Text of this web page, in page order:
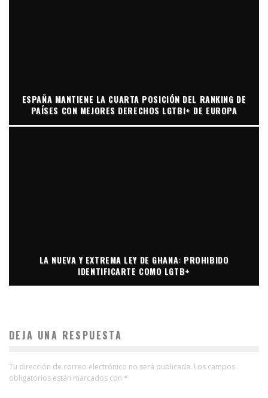
ESPAÑA MANTIENE LA CUARTA POSICIÓN DEL RANKING DE
PAÍSES CON MEJORES DERECHOS LGTBI+ DE EUROPA
LA NUEVA Y EXTREMA LEY DE GHANA: PROHIBIDO
IDENTIFICARTE COMO LGTB+
DEJA UNA RESPUESTA
Tu dirección de correo electrónico no será publicada. Los campos
obligatorios están marcados con *